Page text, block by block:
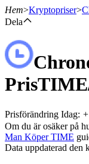
Terminer
Hem>Kryptopriser>
Dela
PrisTIME
Prisförändring Idag:
Om du är osäker på
Man Köper TIME
Data uppdaterad den